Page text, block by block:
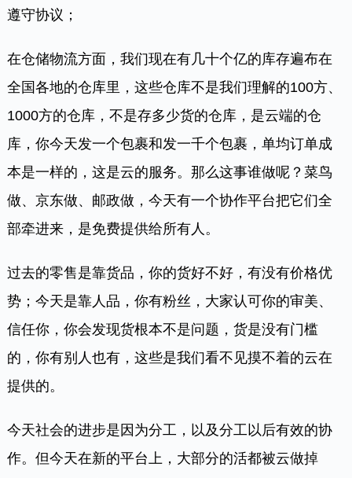
遵守协议；
在仓储物流方面，我们现在有几十个亿的库存遍布在
全国各地的仓库里，这些仓库不是我们理解的100方、
1000方的仓库，不是存多少货的仓库，是云端的仓
库，你今天发一个包裹和发一千个包裹，单均订单成
本是一样的，这是云的服务。那么这事谁做呢？菜鸟
做、京东做、邮政做，今天有一个协作平台把它们全
部牵进来，是免费提供给所有人。
过去的零售是靠货品，你的货好不好，有没有价格优
势；今天是靠人品，你有粉丝，大家认可你的审美、
信任你，你会发现货根本不是问题，货是没有门槛
的，你有别人也有，这些是我们看不见摸不着的云在
提供的。
今天社会的进步是因为分工，以及分工以后有效的协
作。但今天在新的平台上，大部分的活都被云做掉